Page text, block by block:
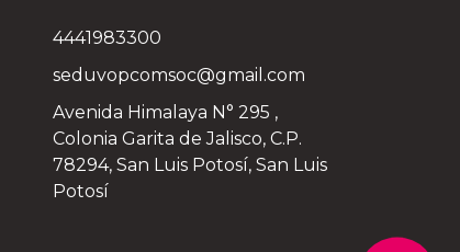
4441983300
seduvopcomsoc@gmail.com
Avenida Himalaya N° 295 ,
Colonia Garita de Jalisco, C.P.
78294, San Luis Potosí, San Luis
Potosí